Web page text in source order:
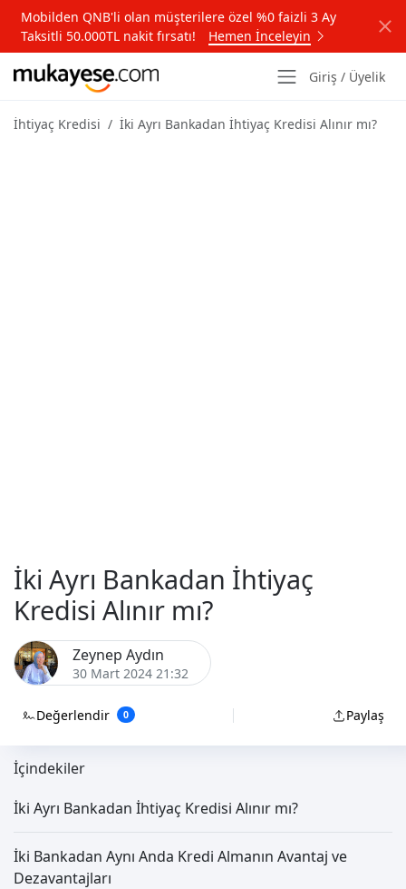
Mobilden QNB'li olan müşterilere özel %0 faizli 3 Ay
Taksitli 50.000TL nakit fırsatı!
Hemen İnceleyin
Giriş / Üyelik
İhtiyaç Kredisi İki Ayrı Bankadan İhtiyaç Kredisi Alınır mı?
İki Ayrı Bankadan İhtiyaç
Kredisi Alınır mı?
Zeynep Aydın
30 Mart 2024 21:32
Değerlendir 0 Paylaş
İçindekiler
İki Ayrı Bankadan İhtiyaç Kredisi Alınır mı?
İki Bankadan Aynı Anda Kredi Almanın Avantaj ve
Dezavantajları